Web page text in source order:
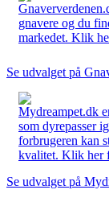
gnavere og du
markedet. Klik
Se udvalget på
Mydreampet.dk
som dyrepasser
forbrugeren kan
kvalitet. Klik her
Se udvalget på